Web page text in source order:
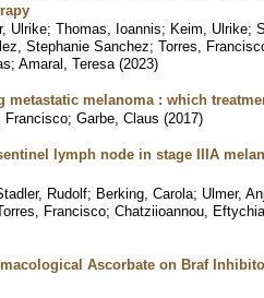
Ulrike; Thomas, Ioannis; Keim, Ulrike;
Stephanie Sanchez; Torres,
; Amaral, Teresa (2023)
metastatic melanoma : which
Francisco; Garbe, Claus (2017)
lymph node in stage IIIA
Rudolf; Berking, Carola; Ulmer,
Francisco; Chatziioannou, Eftychia
Ascorbate on Braf